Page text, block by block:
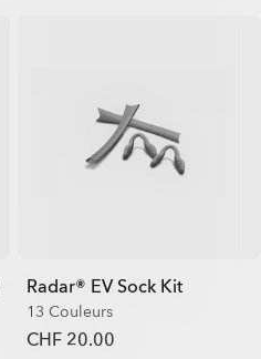
Radar® EV Sock Kit
13 Couleurs
CHF 20.00